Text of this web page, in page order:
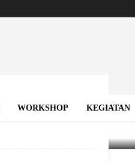
WORKSHOP KEGIATAN